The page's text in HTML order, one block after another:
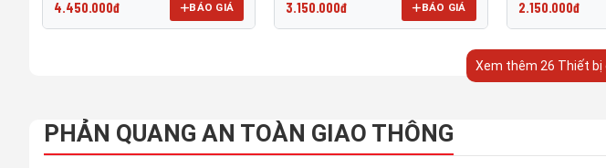
4.450.000đ BÁO GIÁ 3.150.000đ BÁO GIÁ 2.150.000đ
Xem thêm 26 Thiết
PHẢN QUANG AN TOÀN GIAO THÔNG